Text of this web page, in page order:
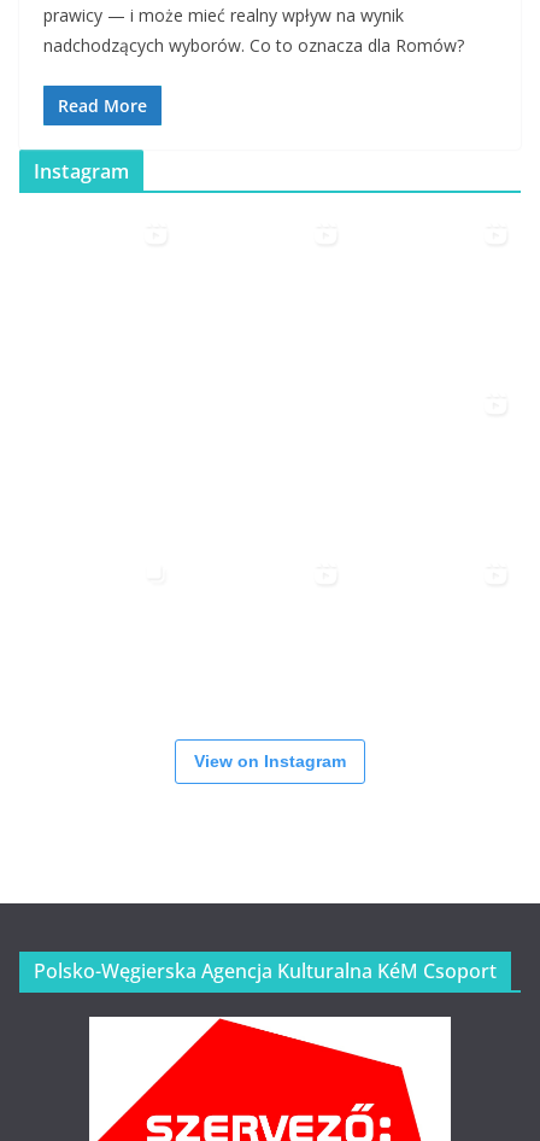
prawicy — i może mieć realny wpływ na wynik
nadchodzących wyborów. Co to oznacza dla Romów?
Read More
Instagram
View on Instagram
Polsko-Węgierska Agencja Kulturalna KéM Csoport